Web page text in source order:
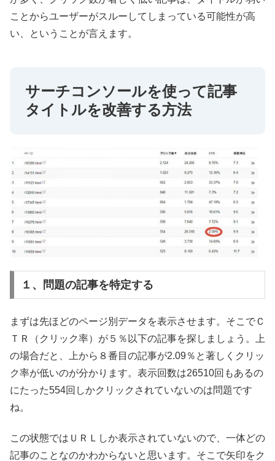
ことからユーザーがスルーしてしまっている可能性が高
い、ということが言えます。
サーチコンソールを使って記事
タイトルを改善する方法
１、問題の記事を特定する
まずは先ほどのページ別データを表示させます。そこでＣ
ＴＲ（クリック率）が５％以下の記事を探しましょう。上
の場合だと、上から８番目の記事が2.09％と著しくクリッ
ク率が低いのが分かります。表示回数は26510回もあるの
にたった554回しかクリックされていないのは問題です
ね。
この状態ではＵＲＬしか表示されていないので、一体どの
記事のことなのかわからないと思います。そこで矢印をク